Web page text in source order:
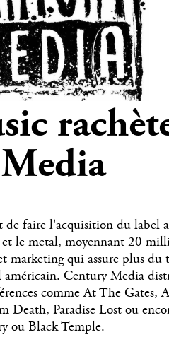
de faire l'acquisition du label
et le metal, moyennant 20
marketing qui assure plus du
américain. Century Media
comme At The Gates,
Death, Paradise Lost ou
ou Black Temple.